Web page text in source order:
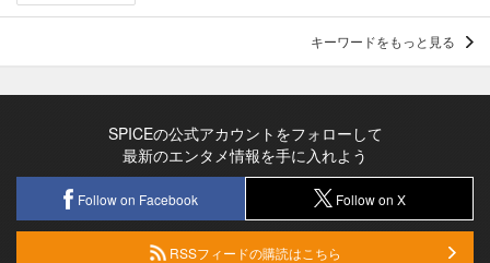
キーワードをもっと見る
SPICEの公式アカウントをフォローして
最新のエンタメ情報を手に入れよう
Follow on Facebook Follow on X
RSSフィードの購読はこちら